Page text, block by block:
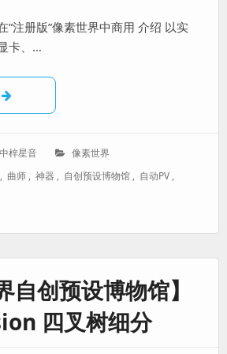
”注册版”像素世界中商用 介绍 以实
卡、…
【像素世界自创预设博物馆】AutoPV 自动
作
中梓星音
分
像素世界
, 曲师 , 神器 , 自创预设博物馆 , 自动PV ,
自创预设博物馆】
四叉树细分